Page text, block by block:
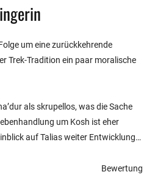
um eine zurückkehrende
Trek-Tradition ein paar moralische
als skrupellos, was die Sache
um Kosh ist eher
auf Talias weiter Entwicklung…
Bewertung